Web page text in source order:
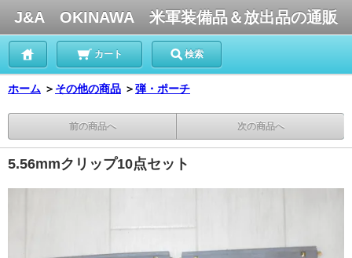
J&A OKINAWA 米軍装備品＆放出品の通販
カート 検索
ホーム ＞ その他の商品 ＞弾・ポーチ
前の商品へ 次の商品へ
5.56mmクリップ10点セット